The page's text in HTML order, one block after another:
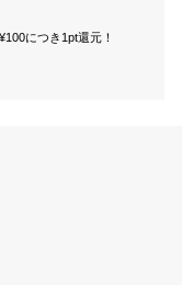
につき1pt還元！